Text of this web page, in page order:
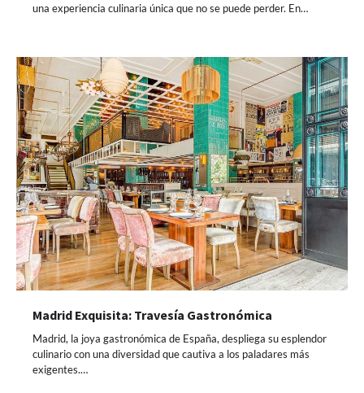
una experiencia culinaria única que no se puede perder. En…
Madrid Exquisita: Travesía Gastronómica
Madrid, la joya gastronómica de España, despliega su esplendor
culinario con una diversidad que cautiva a los paladares más
exigentes.…